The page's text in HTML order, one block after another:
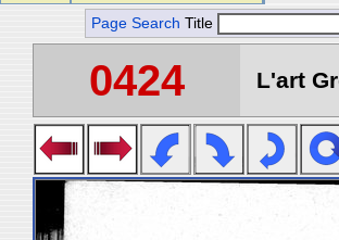
Page Search Title
0424 L'art